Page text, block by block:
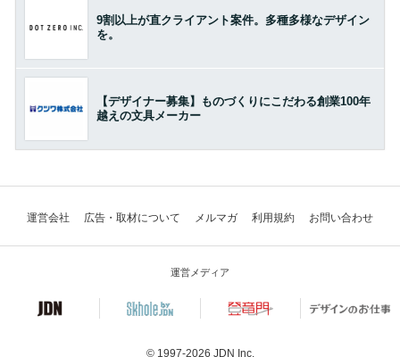
9割以上が直クライアント案件。多種多様なデザイン
を。
【デザイナー募集】ものづくりにこだわる創業100年
越えの文具メーカー
運営会社 広告・取材について メルマガ 利用規約 お問い合わせ
運営メディア
© 1997-2026 JDN Inc.